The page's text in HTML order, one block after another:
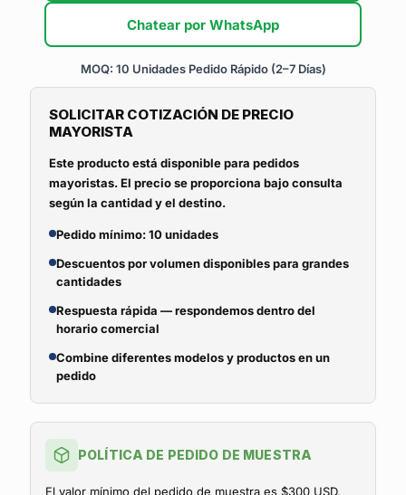
Chatear por WhatsApp
MOQ: 10 Unidades Pedido Rápido (2–7 Días)
SOLICITAR COTIZACIÓN DE PRECIO
MAYORISTA
Este producto está disponible para pedidos
mayoristas. El precio se proporciona bajo consulta
según la cantidad y el destino.
Pedido mínimo: 10 unidades
Descuentos por volumen disponibles para grandes
cantidades
Respuesta rápida — respondemos dentro del
horario comercial
Combine diferentes modelos y productos en un
pedido
POLÍTICA DE PEDIDO DE MUESTRA
El valor mínimo del pedido de muestra es $300 USD.